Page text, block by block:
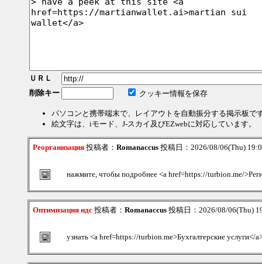
ＵＲＬ
削除キー
クッキー情報を保存
パソコンと携帯端末で、レイアウトを自動振分する掲示板で
絵文字は、iモード、J-スカイ及びEZwebに対応しています。
Реорганизация 投稿者： Romanaccus 投稿日：2026/08/06(Thu)
нажмите, чтобы подробнее <a href=https://turbion.me/
Оптимизация ндс 投稿者： Romanaccus 投稿日：2026/08/06(Thu)
узнать <a href=https://turbion.me>Бухгалтерские услуги</